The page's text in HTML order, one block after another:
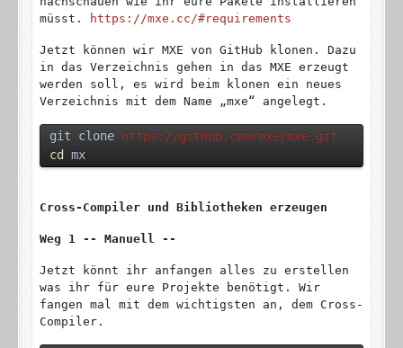
müsst.
https://mxe.cc/#requirements
Jetzt können wir MXE von GitHub klonen. Dazu
in das Verzeichnis gehen in das MXE erzeugt
werden soll, es wird beim klonen ein neues
Verzeichnis mit dem Name „mxe“ angelegt.
git clone
https://github.com/mxe/mxe.git
cd
mx
Cross-Compiler und Bibliotheken erzeugen
Weg 1 -- Manuell --
Jetzt könnt ihr anfangen alles zu erstellen
was ihr für eure Projekte benötigt. Wir
fangen mal mit dem wichtigsten an, dem Cross-
Compiler.